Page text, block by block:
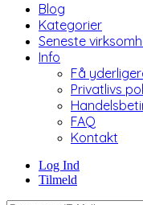
Blog
Kategorier
Seneste
Info
Få
Privatlivs
FAQ
Kontakt
Log Ind
Tilmeld